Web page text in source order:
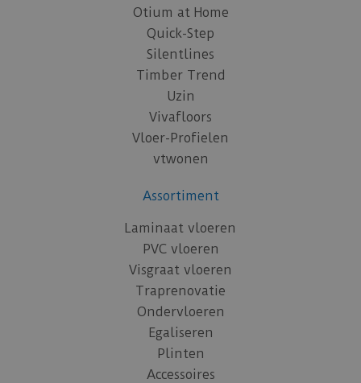
Otium at Home
Quick-Step
Silentlines
Timber Trend
Uzin
Vivafloors
Vloer-Profielen
vtwonen
Assortiment
Laminaat vloeren
PVC vloeren
Visgraat vloeren
Traprenovatie
Ondervloeren
Egaliseren
Plinten
Accessoires